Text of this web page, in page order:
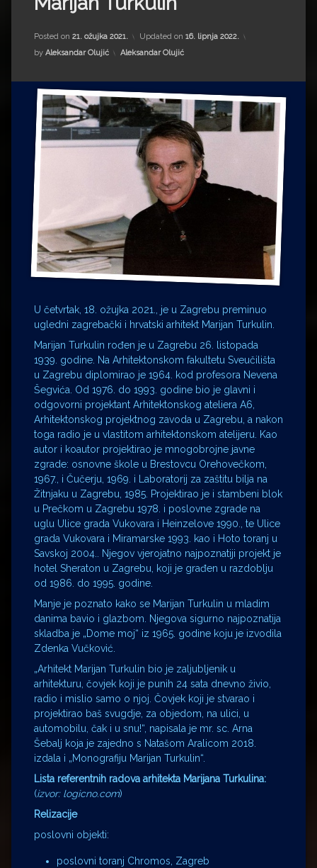
Impressum
Milenko Strižak
Drugi autori
Drugi autori
Ljiljana Lekanić-Kljaić
Željko Krznarić
Mario Lovreković
Miroslav Šantek
Posted on 21. ožujka 2021. Updated on 16. lipnja 2022.
by Aleksandar Olujić Kategorije:
Aleksandar Olujić
U četvrtak, 18. ožujka 2021., je u Zagrebu preminuo
ugledni zagrebački i hrvatski arhitekt Marijan Turkulin.
Marijan Turkulin rođen je u Zagrebu 26. listopada
1939. godine. Na Arhitektonskom fakultetu Sveučilišta
u Zagrebu diplomirao je 1964. kod profesora Nevena
Šegvića. Od 1976. do 1993. godine bio je glavni i
odgovorni projektant Arhitektonskog ateliera A6,
Arhitektonskog projektnog zavoda u Zagrebu, a nakon
toga radio je u vlastitom arhitektonskom atelijeru. Kao
autor i koautor projektirao je mnogobrojne javne
zgrade: osnovne škole u Brestovcu Orehovečkom,
1967., i Čučerju, 1969. i Laboratorij za zaštitu bilja na
Žitnjaku u Zagrebu, 1985. Projektirao je i stambeni blok
u Prečkom u Zagrebu 1978. i poslovne zgrade na
uglu Ulice grada Vukovara i Heinzelove 1990., te Ulice
grada Vukovara i Miramarske 1993. kao i Hoto toranj u
Savskoj 2004.. Njegov vjerojatno najpoznatiji projekt je
hotel Sheraton u Zagrebu, koji je građen u razdoblju
od 1986. do 1995. godine.
Manje je poznato kako se Marijan Turkulin u mladim
danima bavio i glazbom. Njegova sigurno najpoznatija
skladba je „Dome moj“ iz 1965. godine koju je izvodila
Zdenka Vučković.
„Arhitekt Marijan Turkulin bio je zaljubljenik u
arhitekturu, čovjek koji je punih 24 sata dnevno živio,
radio i mislio samo o njoj. Čovjek koji je stvarao i
projektirao baš svugdje, za objedom, na ulici, u
automobilu, čak i u snu!“, napisala je mr. sc. Arna
Šebalj koja je zajedno s Natašom Aralicom 2018.
izdala i „Monografiju Marijan Turkulin“.
Lista referentnih radova arhitekta Marijana Turkulina:
(izvor: logicno.com)
Relizacije
poslovni objekti:
poslovni toranj Chromos, Zagreb